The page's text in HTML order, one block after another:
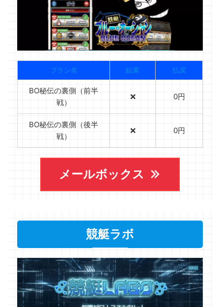
プラン名 結果 払戻
BO秘伝の裏側（前半
戦）
❌ 0円
BO秘伝の裏側（後半
戦）
❌ 0円
メールボックス
競艇ラボ